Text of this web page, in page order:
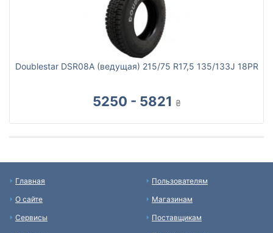
Doublestar DSR08A (ведущая) 215/75 R17,5 135/133J 18PR
5250 - 5821 ₴
Главная
О сайте
Сервисы
Пользователям
Магазинам
Поставщикам